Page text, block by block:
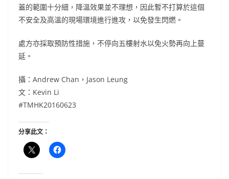
蓋的範圍十分細，降溫效果並不理想，因此暫不打算於這個
不安全及高溫的現場環境進行進攻，以免發生閃燃。
處方亦採取預防性措施，不停向五樓射水以免火勢再向上蔓
延。
攝：Andrew Chan，Jason Leung
文：Kevin Li
#TMHK20160623
分享此文：